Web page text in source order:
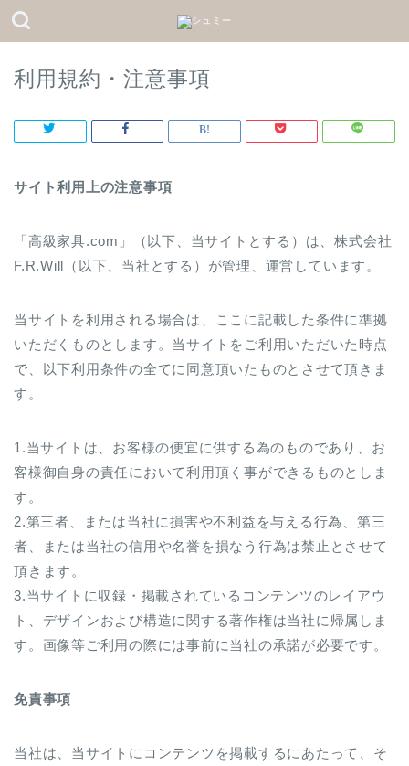
利用規約・注意事項
サイト利用上の注意事項
「高級家具.com」（以下、当サイトとする）は、株式会社
F.R.Will（以下、当社とする）が管理、運営しています。
当サイトを利用される場合は、ここに記載した条件に準拠
いただくものとします。当サイトをご利用いただいた時点
で、以下利用条件の全てに同意頂いたものとさせて頂きま
す。
1.当サイトは、お客様の便宜に供する為のものであり、お
客様御自身の責任において利用頂く事ができるものとしま
す。
2.第三者、または当社に損害や不利益を与える行為、第三
者、または当社の信用や名誉を損なう行為は禁止とさせて
頂きます。
3.当サイトに収録・掲載されているコンテンツのレイアウ
ト、デザインおよび構造に関する著作権は当社に帰属しま
す。画像等ご利用の際には事前に当社の承諾が必要です。
免責事項
当社は、当サイトにコンテンツを掲載するにあたって、そ